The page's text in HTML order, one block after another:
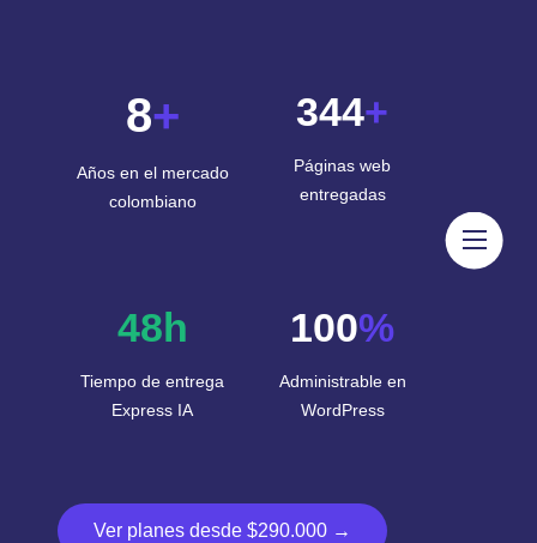
Diseño páginas web
Manejo de Redes Sociales
8+
Años en el mercado
colombiano
344+
Páginas web
entregadas
48h
Tiempo de entrega
Express IA
100%
Administrable en
WordPress
Ver planes desde $290.000 →